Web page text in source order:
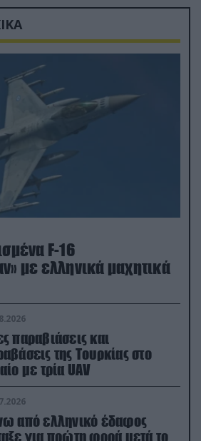
F-16
με ελληνικά μαχητικά
παραβιάσεις και
της Τουρκίας στο
με τρία UAV
από ελληνικό έδαφος
για πρώτη φορά μετά το